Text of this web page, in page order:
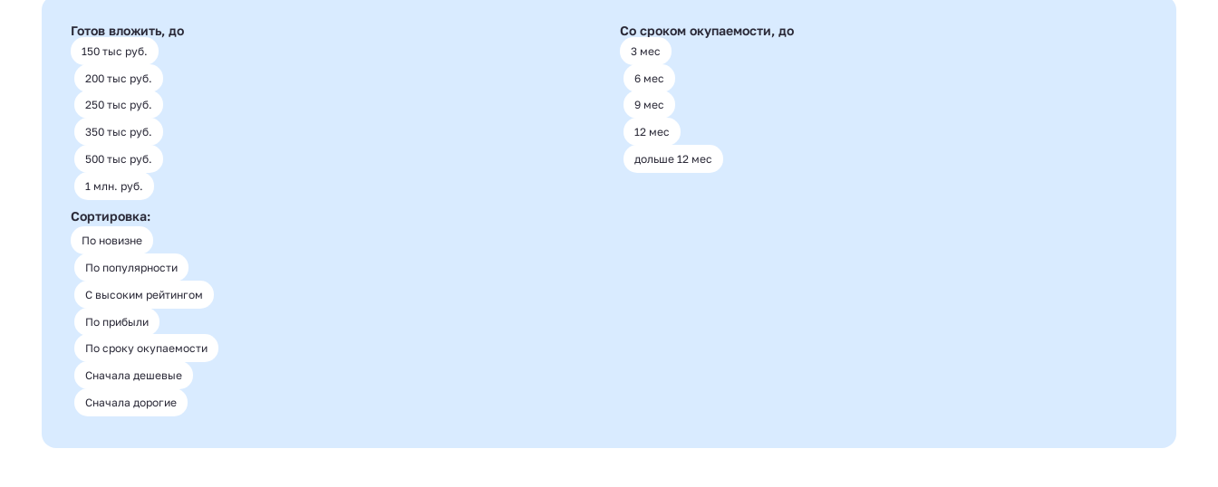
Готов вложить, до
150 тыс руб.
200 тыс руб.
250 тыс руб.
350 тыс руб.
500 тыс руб.
1 млн. руб.
Со сроком окупаемости, до
3 мес
6 мес
9 мес
12 мес
дольше 12 мес
Сортировка:
По новизне
По популярности
С высоким рейтингом
По прибыли
По сроку окупаемости
Сначала дешевые
Сначала дорогие